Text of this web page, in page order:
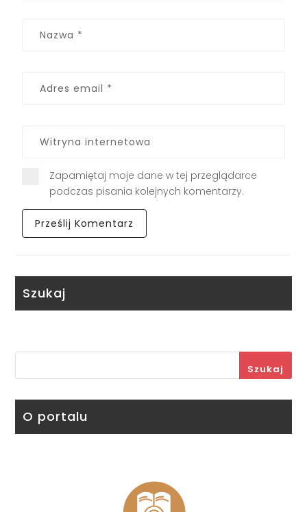
Zapamiętaj moje dane w tej przeglądarce
podczas pisania kolejnych komentarzy.
Szukaj
Szukaj
O portalu